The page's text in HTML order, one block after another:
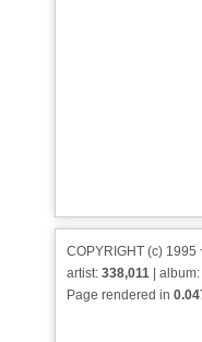
COPYRIGHT (c) 1995
artist: 338,011 | album:
Page rendered in